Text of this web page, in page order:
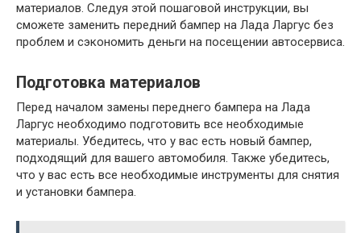
материалов. Следуя этой пошаговой инструкции, вы
сможете заменить передний бампер на Лада Ларгус без
проблем и сэкономить деньги на посещении автосервиса.
Подготовка материалов
Перед началом замены переднего бампера на Лада
Ларгус необходимо подготовить все необходимые
материалы. Убедитесь, что у вас есть новый бампер,
подходящий для вашего автомобиля. Также убедитесь,
что у вас есть все необходимые инструменты для снятия
и установки бампера.